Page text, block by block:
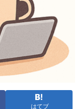
はてブ